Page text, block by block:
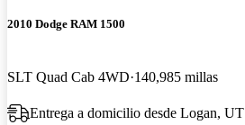
2010 Dodge RAM 1500
SLT Quad Cab 4WD 140,985 millas
Entrega a domicilio desde Logan, UT